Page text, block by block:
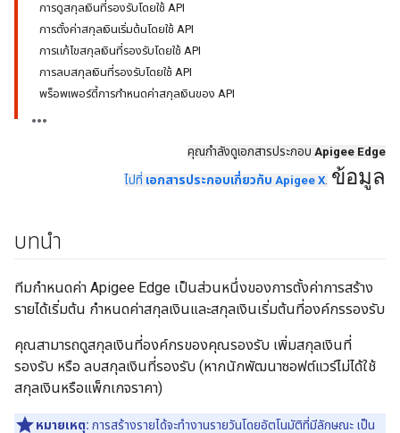
การดูสกุลเงินที่รองรับโดยใช้ API
การตั้งค่าสกุลเงินเริ่มต้นโดยใช้ API
การแก้ไขสกุลเงินที่รองรับโดยใช้ API
การลบสกุลเงินที่รองรับโดยใช้ API
พร็อพเพอร์ตี้การกำหนดค่าสกุลเงินของ API
คุณกำลังดูเอกสารประกอบ Apigee Edge
ไปที่ เอกสารประกอบเกี่ยวกับ Apigee X. ข้อมูล
บทนำ
ทีมกำหนดค่า Apigee Edge เป็นส่วนหนึ่งของการตั้งค่าการสร้าง
รายได้เริ่มต้น กำหนดค่าสกุลเงินและสกุลเงินเริ่มต้นที่องค์กรรองรับ
คุณสามารถดูสกุลเงินที่องค์กรของคุณรองรับ เพิ่มสกุลเงินที่
รองรับ หรือ ลบสกุลเงินที่รองรับ (หากนักพัฒนาซอฟต์แวร์ไม่ได้ใช้
สกุลเงินหรือแพ็กเกจราคา)
หมายเหตุ: การสร้างรายได้จะทํางานรายวันโดยอัตโนมัติที่มีลักษณะ เป็น